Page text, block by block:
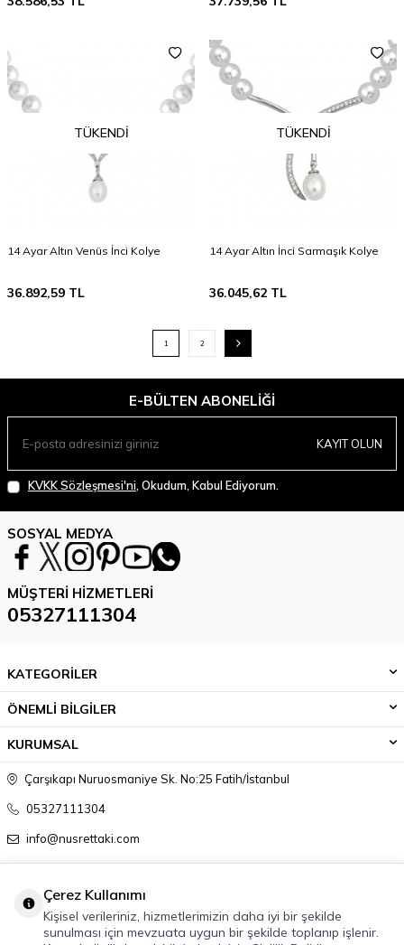
TÜKENDI
14 Ayar Altın Venüs İnci Kolye
36.892,59 TL
TÜKENDI
14 Ayar Altın İnci Sarmaşık Kolye
36.045,62 TL
1 2
E-BÜLTEN ABONELIĞI
KAYIT OLUN
KVKK Sözleşmesi'ni, Okudum, Kabul Ediyorum.
SOSYAL MEDYA
MÜŞTERI HIZMETLERI
05327111304
KATEGORİLER
ÖNEMLİ BİLGİLER
KURUMSAL
Çarşıkapı Nuruosmaniye Sk. No:25 Fatih/İstanbul
05327111304
info@nusrettaki.com
Çerez Kullanımı
Kişisel verileriniz, hizmetlerimizin daha iyi bir şekilde
sunulması için mevzuata uygun bir şekilde toplanıp işlenir.